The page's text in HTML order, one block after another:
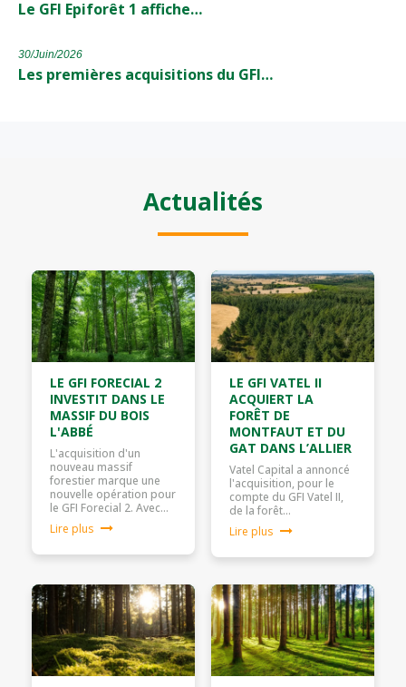
Le GFI Epiforêt 1 affiche…
30/Juin/2026
Les premières acquisitions du GFI…
Actualités
LE GFI FORECIAL 2
INVESTIT DANS LE
MASSIF DU BOIS
L'ABBÉ
L'acquisition d'un
nouveau massif
forestier marque une
nouvelle opération pour
le GFI Forecial 2. Avec…
Lire plus
LE GFI VATEL II
ACQUIERT LA
FORÊT DE
MONTFAUT ET DU
GAT DANS L’ALLIER
Vatel Capital a annoncé
l'acquisition, pour le
compte du GFI Vatel II,
de la forêt…
Lire plus